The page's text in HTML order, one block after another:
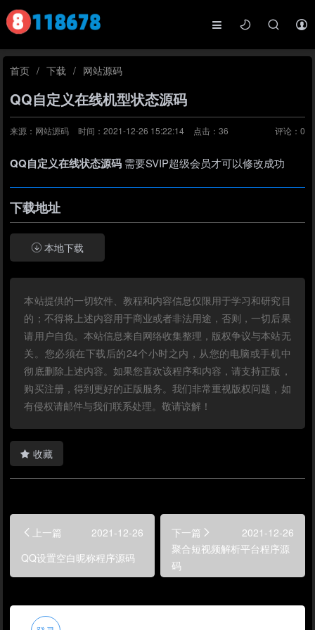
首页 / 下载 / 网站源码
QQ自定义在线机型状态源码
来源：网站源码 时间：2021-12-26 15:22:14 点击：36 评论： 0
QQ自定义在线状态源码 需要SVIP超级会员才可以修改成功
下载地址
本地下载
本站提供的一切软件、教程和内容信息仅限用于学习和研究目
的；不得将上述内容用于商业或者非法用途，否则，一切后果
请用户自负。本站信息来自网络收集整理，版权争议与本站无
关。您必须在下载后的24个小时之内，从您的电脑或手机中
彻底删除上述内容。如果您喜欢该程序和内容，请支持正版，
购买注册，得到更好的正版服务。我们非常重视版权问题，如
有侵权请邮件与我们联系处理。敬请谅解！
收藏
上一篇
2021-12-26
QQ设置空白昵称程序源码
下一篇
2021-12-26
聚合短视频解析平台程序源
码